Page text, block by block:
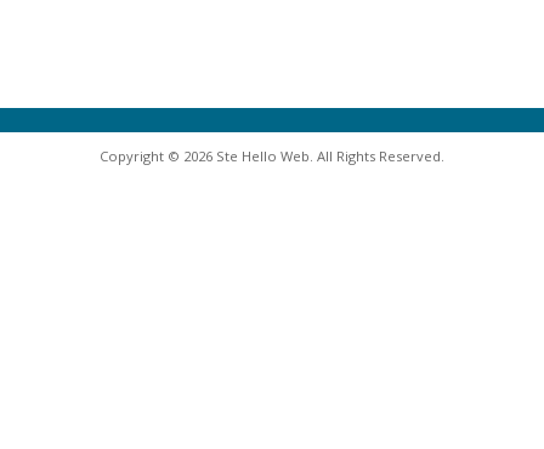
Copyright © 2026 Ste Hello Web. All Rights Reserved.